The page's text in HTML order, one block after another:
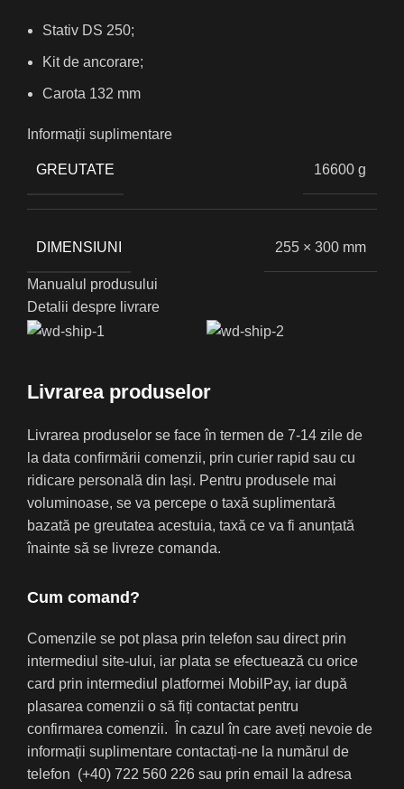
Stativ DS 250;
Kit de ancorare;
Carota 132 mm
Informații suplimentare
GREUTATE 16600 g
DIMENSIUNI 255 × 300 mm
Manualul produsului
Detalii despre livrare
Livrarea produselor
Livrarea produselor se face în termen de 7-14 zile de
la data confirmării comenzii, prin curier rapid sau cu
ridicare personală din Iași. Pentru produsele mai
voluminoase, se va percepe o taxă suplimentară
bazată pe greutatea acestuia, taxă ce va fi anunțată
înainte să se livreze comanda.
Cum comand?
Comenzile se pot plasa prin telefon sau direct prin
intermediul site-ului, iar plata se efectuează cu orice
card prin intermediul platformei MobilPay, iar după
plasarea comenzii o să fiți contactat pentru
confirmarea comenzii. În cazul în care aveți nevoie de
informații suplimentare contactați-ne la numărul de
telefon (+40) 722 560 226 sau prin email la adresa